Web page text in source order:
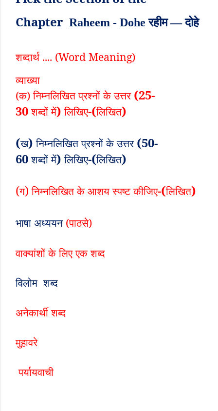
Chapter Raheem - Dohe रहीम — दोहे
शब्दार्थ .... (Word Meaning)
व्याख्या
(क) निम्नलिखित प्रश्नों के उत्तर(25-
30शब्दों में)लिखिए-(लिखित)
(ख)निम्नलिखित प्रश्नों के उत्तर(50-
60शब्दों में)लिखिए-(लिखित)
(ग)निम्नलिखित के आशय स्पष्ट कीजिए-(लिखित)
भाषा अध्ययन (पाठसे)
वाक्यांशों के लिए एक शब्द
विलोम शब्द
अनेकार्थी शब्द
मुहावरे
पर्यायवाची